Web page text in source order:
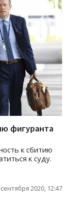
фигуранта
к сбитию
к суду.
2020, 12:47